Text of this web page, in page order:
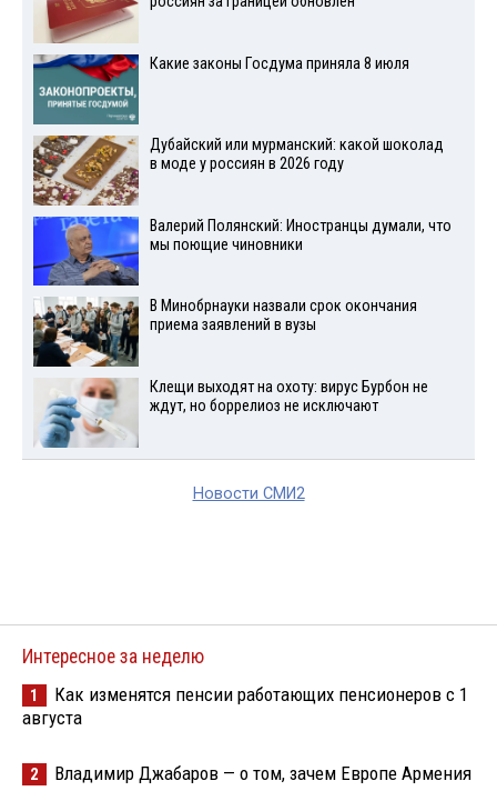
Какие законы Госдума приняла 8 июля
Дубайский или мурманский: какой шоколад
в моде у россиян в 2026 году
Валерий Полянский: Иностранцы думали, что
мы поющие чиновники
В Минобрнауки назвали срок окончания
приема заявлений в вузы
Клещи выходят на охоту: вирус Бурбон не
ждут, но боррелиоз не исключают
Новости СМИ2
Интересное за неделю
1
Как изменятся пенсии работающих пенсионеров с 1
августа
2 Владимир Джабаров — о том, зачем Европе Армения